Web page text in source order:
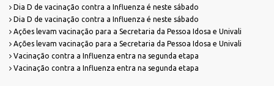
Dia D de vacinação contra a Influenza é neste sábado
Dia D de vacinação contra a Influenza é neste sábado
Ações levam vacinação para a Secretaria da Pessoa Idosa e Univali
Ações levam vacinação para a Secretaria da Pessoa Idosa e Univali
Vacinação contra a Influenza entra na segunda etapa
Vacinação contra a Influenza entra na segunda etapa